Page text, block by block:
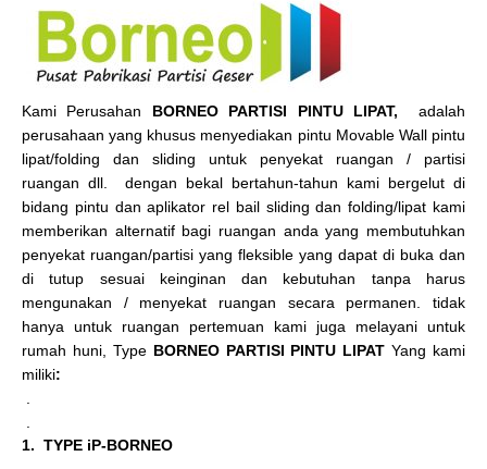
Kami Perusahan BORNEO PARTISI PINTU LIPAT, adalah
perusahaan yang khusus menyediakan pintu Movable Wall pintu
lipat/folding dan sliding untuk penyekat ruangan / partisi
ruangan dll. dengan bekal bertahun-tahun kami bergelut di
bidang pintu dan aplikator rel bail sliding dan folding/lipat kami
memberikan alternatif bagi ruangan anda yang membutuhkan
penyekat ruangan/partisi yang fleksible yang dapat di buka dan
di tutup sesuai keinginan dan kebutuhan tanpa harus
mengunakan / menyekat ruangan secara permanen. tidak
hanya untuk ruangan pertemuan kami juga melayani untuk
rumah huni, Type BORNEO PARTISI PINTU LIPAT Yang kami
miliki:
1. TYPE iP-BORNEO